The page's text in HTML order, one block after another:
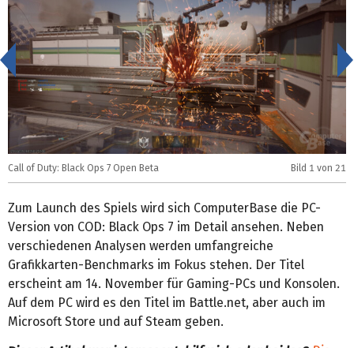
Call of Duty: Black Ops 7 Open Beta Bild 1 von 21
<
Zum Launch des Spiels wird sich ComputerBase die PC-
Version von COD: Black Ops 7 im Detail ansehen. Neben
verschiedenen Analysen werden umfangreiche
Grafikkarten-Benchmarks im Fokus stehen. Der Titel
erscheint am 14. November für Gaming-PCs und Konsolen.
Auf dem PC wird es den Titel im Battle.net, aber auch im
Microsoft Store und auf Steam geben.